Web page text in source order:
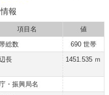
報
項目名
値
総数
690 世帯
長 1451.535 ｍ
・振興局名